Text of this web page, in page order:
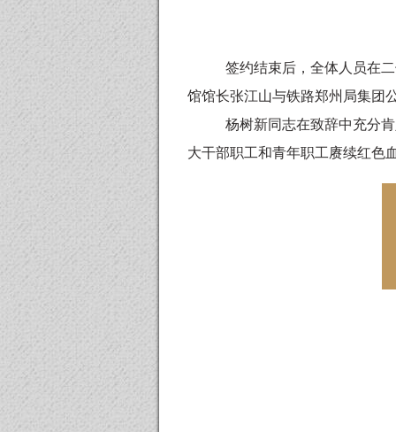
签约结束后，全体人员在
馆馆长张江山与铁路郑州局集团
杨树新同志在致辞中充分
大干部职工和青年职工赓续红色